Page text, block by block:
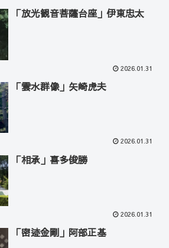
「放光観音菩薩台座」伊東忠太
2026.01.31
「雲水群像」矢崎虎夫
2026.01.31
「相承」喜多俊勝
2026.01.31
「密迹金剛」阿部正基